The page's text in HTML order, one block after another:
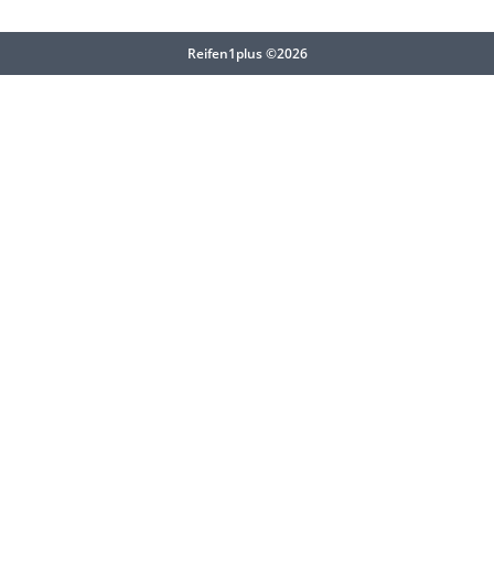
Reifen1plus ©2026